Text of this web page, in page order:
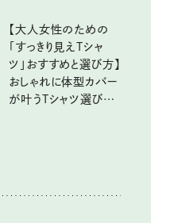
【大人女性のための
「すっきり見えTシャ
ツ」おすすめと選び方】
おしゃれに体型カバー
が叶うTシャツ選びの